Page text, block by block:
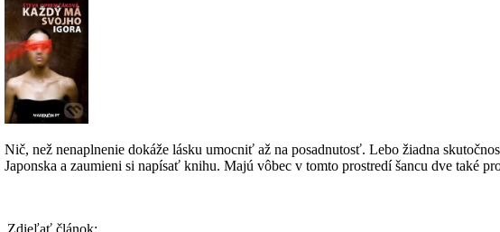
Nič, než nenaplnenie dokáže lásku umocniť až na posadnutosť. Lebo žiadna
Japonska a zaumieni si napísať knihu. Majú vôbec v tomto prostredí šancu dve také
Zdieľať článok: